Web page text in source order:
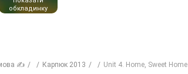
обкладинку
мова ✍ Карпюк 2013 Unit 4. Home, Sweet Home